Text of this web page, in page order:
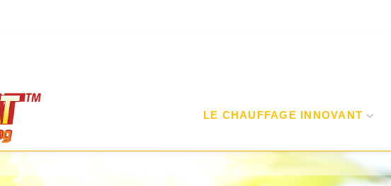
LE CHAUFFAGE INNOVANT